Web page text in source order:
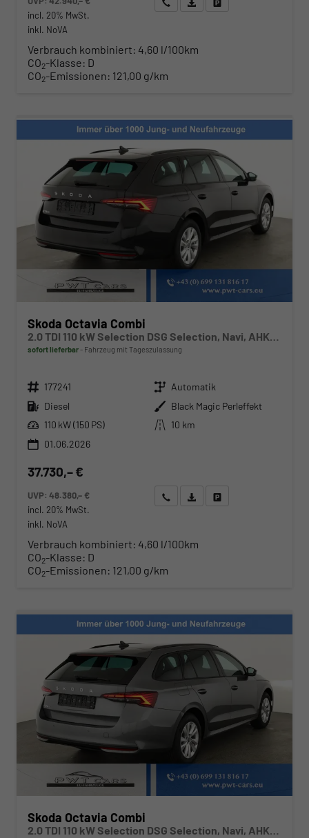
incl. 20% MwSt.
inkl. NoVA
Verbrauch kombiniert: 4,60 l/100km
CO2-Klasse: D
CO2-Emissionen: 121,00 g/km
Skoda Octavia Combi
sofort lieferbar Fahrzeug mit Tageszulassung
Fahrzeugnr. 177241 Getriebe Automatik
Kraftstoff Diesel Außenfarbe Black Magic Perleffekt
Leistung 110 kW (150 PS) Kilometerstand
10 km
01.06.2026
37.730,– €
UVP:48.380,– €
incl. 20% MwSt.
inkl. NoVA
Wir rufen Sie anAngebot drucken (PDF)
Verbrauch kombiniert: 4,60 l/100km
CO2-Klasse: D
CO2-Emissionen: 121,00 g/km
Skoda Octavia Combi
2.0 TDI 110 kW Selection DSG Selection, Navi, AHK, el. Klappe, 5-J Garantie